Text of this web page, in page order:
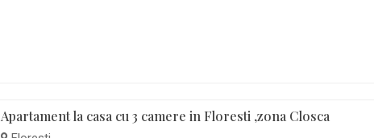
Apartament la casa cu 3 camere in Floresti ,zona Closca